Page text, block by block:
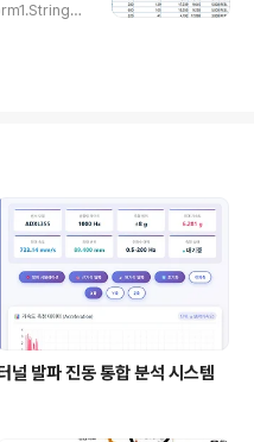
var S:
:= 12;
널 발파 진동 통합 분석 시스템